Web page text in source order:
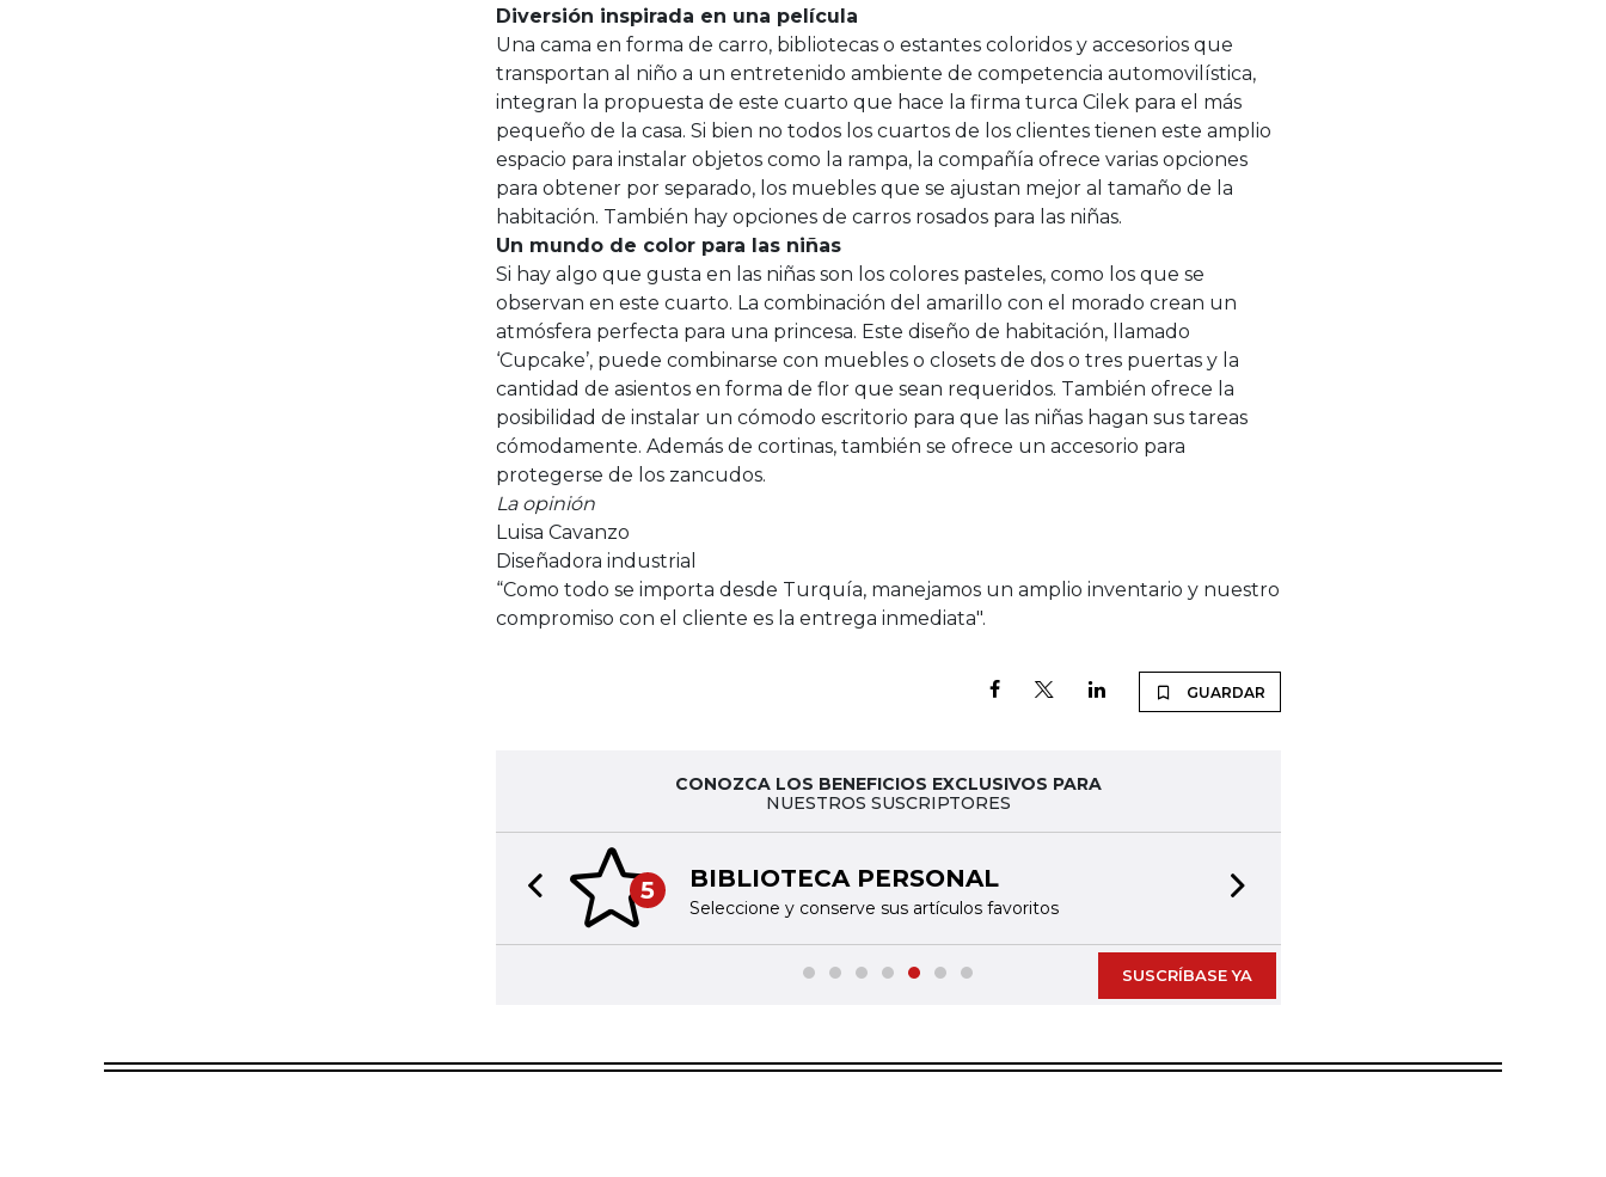
Diversión inspirada en una película
Una cama en forma de carro, bibliotecas o estantes coloridos y accesorios que
transportan al niño a un entretenido ambiente de competencia automovilística,
integran la propuesta de este cuarto que hace la firma turca Cilek para el más
pequeño de la casa. Si bien no todos los cuartos de los clientes tienen este amplio
espacio para instalar objetos como la rampa, la compañía ofrece varias opciones
para obtener por separado, los muebles que se ajustan mejor al tamaño de la
habitación. También hay opciones de carros rosados para las niñas.
Un mundo de color para las niñas
Si hay algo que gusta en las niñas son los colores pasteles, como los que se
observan en este cuarto. La combinación del amarillo con el morado crean un
atmósfera perfecta para una princesa. Este diseño de habitación, llamado
‘Cupcake’, puede combinarse con muebles o closets de dos o tres puertas y la
cantidad de asientos en forma de flor que sean requeridos. También ofrece la
posibilidad de instalar un cómodo escritorio para que las niñas hagan sus tareas
cómodamente. Además de cortinas, también se ofrece un accesorio para
protegerse de los zancudos.
La opinión
Luisa Cavanzo
Diseñadora industrial
“Como todo se importa desde Turquía, manejamos un amplio inventario y nuestro
compromiso con el cliente es la entrega inmediata".
GUARDAR
CONOZCA LOS BENEFICIOS EXCLUSIVOS PARA
NUESTROS SUSCRIPTORES
5 BIBLIOTECA PERSONAL
Seleccione y conserve sus artículos favoritos
Previous slide
SUSCRÍBASE YA